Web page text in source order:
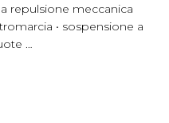
repulsione meccanica
• sospensione a
…